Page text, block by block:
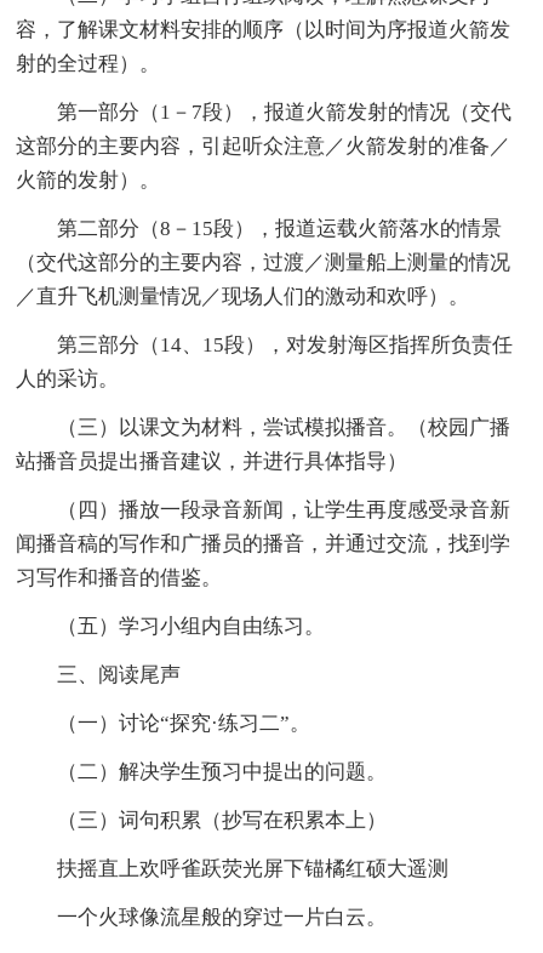
容，了解课文材料安排的顺序（以时间为序报道火箭发
射的全过程）。
第一部分（1－7段），报道火箭发射的情况（交代
这部分的主要内容，引起听众注意／火箭发射的准备／
火箭的发射）。
第二部分（8－15段），报道运载火箭落水的情景
（交代这部分的主要内容，过渡／测量船上测量的情况
／直升飞机测量情况／现场人们的激动和欢呼）。
第三部分（14、15段），对发射海区指挥所负责任
人的采访。
（三）以课文为材料，尝试模拟播音。（校园广播
站播音员提出播音建议，并进行具体指导）
（四）播放一段录音新闻，让学生再度感受录音新
闻播音稿的写作和广播员的播音，并通过交流，找到学
习写作和播音的借鉴。
（五）学习小组内自由练习。
三、阅读尾声
（一）讨论“探究·练习二”。
（二）解决学生预习中提出的问题。
（三）词句积累（抄写在积累本上）
扶摇直上欢呼雀跃荧光屏下锚橘红硕大遥测
一个火球像流星般的穿过一片白云。